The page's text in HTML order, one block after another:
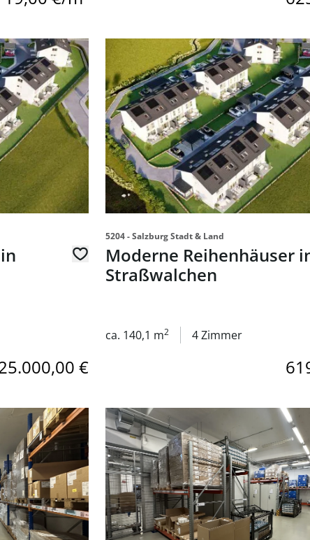
in Straßwalchen
€
Link zur Seite Moderne Reihenhäuser
5204 - Salzburg Stadt & Land
Moderne Reihenhäuser
Straßwalchen
ca. 140,1 m2 4 Zimmer
zu mieten Link zur Seite Lagerflächen in 1200